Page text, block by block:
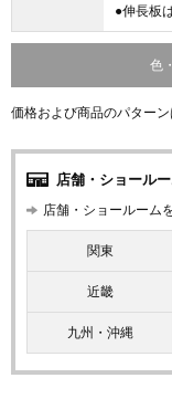
●伸長板
色
価格および商品のパター
店舗・ショール
店舗・ショールーム
関東
近畿
九州・沖縄